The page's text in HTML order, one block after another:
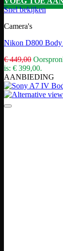
Snel bekijken
Camera's
Nikon D800 Body
€449,00
is: € 399,00.
AANBIEDING